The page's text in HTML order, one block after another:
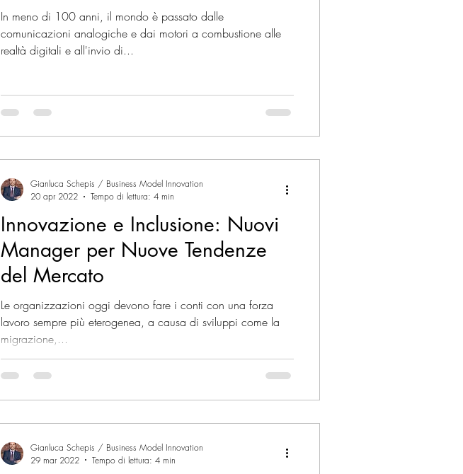
In meno di 100 anni, il mondo è passato dalle
comunicazioni analogiche e dai motori a combustione alle
realtà digitali e all'invio di...
Innovazione e Inclusione: Nuovi
Manager per Nuove Tendenze
del Mercato
Le organizzazioni oggi devono fare i conti con una forza
lavoro sempre più eterogenea, a causa di sviluppi come la
migrazione,...
Gianluca Schepis / Business Model Innovation
20 apr 2022
Tempo di lettura: 4 min
Gianluca Schepis / Business Model Innovation
29 mar 2022
Tempo di lettura: 4 min